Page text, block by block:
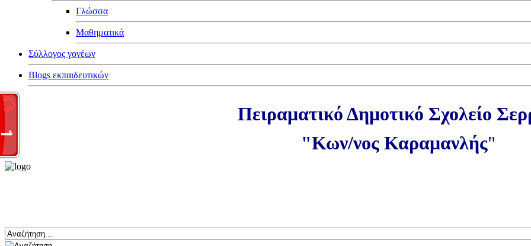
Γλώσσα
Μαθηματικά
Σύλλογος γονέων
Blogs εκπαιδευτικών
Πειραματικό Δημοτικό Σχολείο
"Κων/νος Καραμανλής"